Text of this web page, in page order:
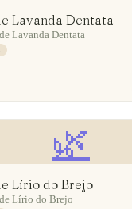
Lavanda Dentata
Lavanda Dentata
🌿
Lírio do Brejo
Lírio do Brejo